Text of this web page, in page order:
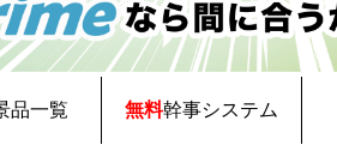
品一覧 無料幹事システム